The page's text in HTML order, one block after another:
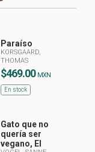
Paraíso
KORSGAARD,
THOMAS
$469.00 MXN
En stock
Gato que no
quería ser
vegano, El